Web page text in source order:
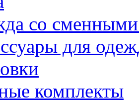
со сменными
для
комплекты